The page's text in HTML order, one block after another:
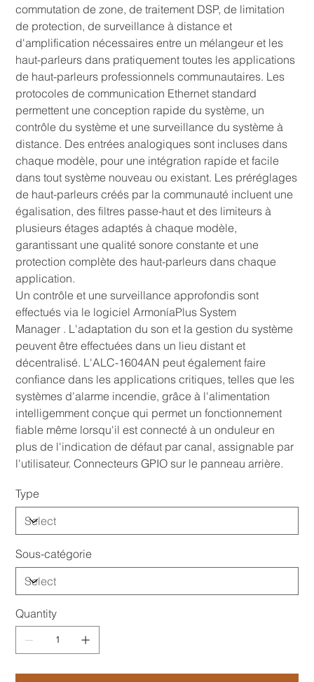
commutation de zone, de traitement DSP, de limitation
de protection, de surveillance à distance et
d'amplification nécessaires entre un mélangeur et les
haut-parleurs dans pratiquement toutes les applications
de haut-parleurs professionnels communautaires. Les
protocoles de communication Ethernet standard
permettent une conception rapide du système, un
contrôle du système et une surveillance du système à
distance. Des entrées analogiques sont incluses dans
chaque modèle, pour une intégration rapide et facile
dans tout système nouveau ou existant. Les préréglages
de haut-parleurs créés par la communauté incluent une
égalisation, des filtres passe-haut et des limiteurs à
plusieurs étages adaptés à chaque modèle,
garantissant une qualité sonore constante et une
protection complète des haut-parleurs dans chaque
application.
Un contrôle et une surveillance approfondis sont
effectués via le logiciel ArmoníaPlus System
Manager . L'adaptation du son et la gestion du système
peuvent être effectuées dans un lieu distant et
décentralisé. L'ALC-1604AN peut également faire
confiance dans les applications critiques, telles que les
systèmes d'alarme incendie, grâce à l'alimentation
intelligemment conçue qui permet un fonctionnement
fiable même lorsqu'il est connecté à un onduleur en
plus de l'indication de défaut par canal, assignable par
l'utilisateur. Connecteurs GPIO sur le panneau arrière.
Type
Sous-catégorie
Quantity